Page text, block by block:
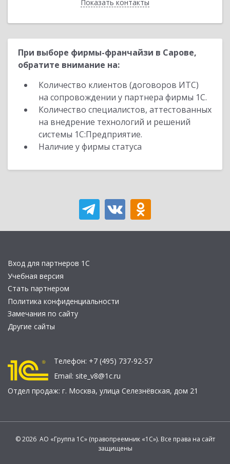
Показать контакты
Назад
При выборе фирмы-франчайзи в Сарове,
обратите внимание на:
Количество клиентов (договоров ИТС)
на сопровождении у партнера фирмы 1С.
Количество специалистов, аттестованных
на внедрение технологий и решений
системы 1С:Предприятие.
Наличие у фирмы статуса
Вход для партнеров 1С
Учебная версия
Стать партнером
Политика конфиденциальности
Замечания по сайту
Другие сайты
Телефон: +7 (495) 737-92-57
Email: site_v8@1c.ru
Отдел продаж: г. Москва, улица Селезнёвская, дом 21
© 2026 АО «Группа 1С» (правопреемник «1С»). Все права на сайт
защищены